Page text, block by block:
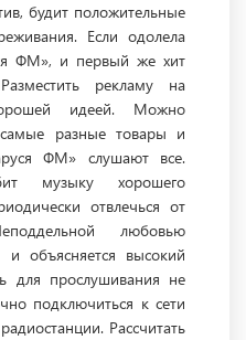
будит положительные
Если одолела
ФМ», и первый же хит
рекламу на
идеей. Можно
разные товары и
ФМ» слушают все.
музыку хорошего
отвлечься от
любовью
и объясняется высокий
для прослушивания не
подключиться к сети
Рассчитать